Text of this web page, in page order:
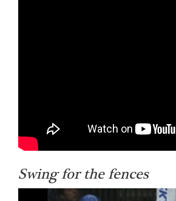
Swing for the fences